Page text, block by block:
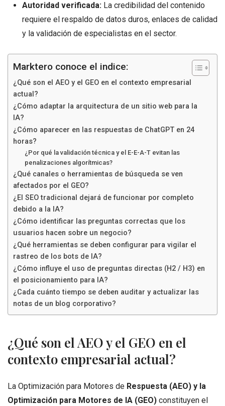
Autoridad verificada:La credibilidad del contenido
requiere el respaldo de datos duros, enlaces de calidad
y la validación de especialistas en el sector.
Marktero conoce el indice:
¿Qué son el AEO y el GEO en el contexto empresarial
actual?
¿Cómo adaptar la arquitectura de un sitio web para la
IA?
¿Cómo aparecer en las respuestas de ChatGPT en 24
horas?
¿Por qué la validación técnica y el E-E-A-T evitan las
penalizaciones algorítmicas?
¿Qué canales o herramientas de búsqueda se ven
afectados por el GEO?
¿El SEO tradicional dejará de funcionar por completo
debido a la IA?
¿Cómo identificar las preguntas correctas que los
usuarios hacen sobre un negocio?
¿Qué herramientas se deben configurar para vigilar el
rastreo de los bots de IA?
¿Cómo influye el uso de preguntas directas (H2 / H3) en
el posicionamiento para IA?
¿Cada cuánto tiempo se deben auditar y actualizar las
notas de un blog corporativo?
¿Qué son el AEO y el GEO en el
contexto empresarial actual?
La Optimización para Motores de Respuesta (AEO) y la
Optimización para Motores de IA (GEO) constituyen el